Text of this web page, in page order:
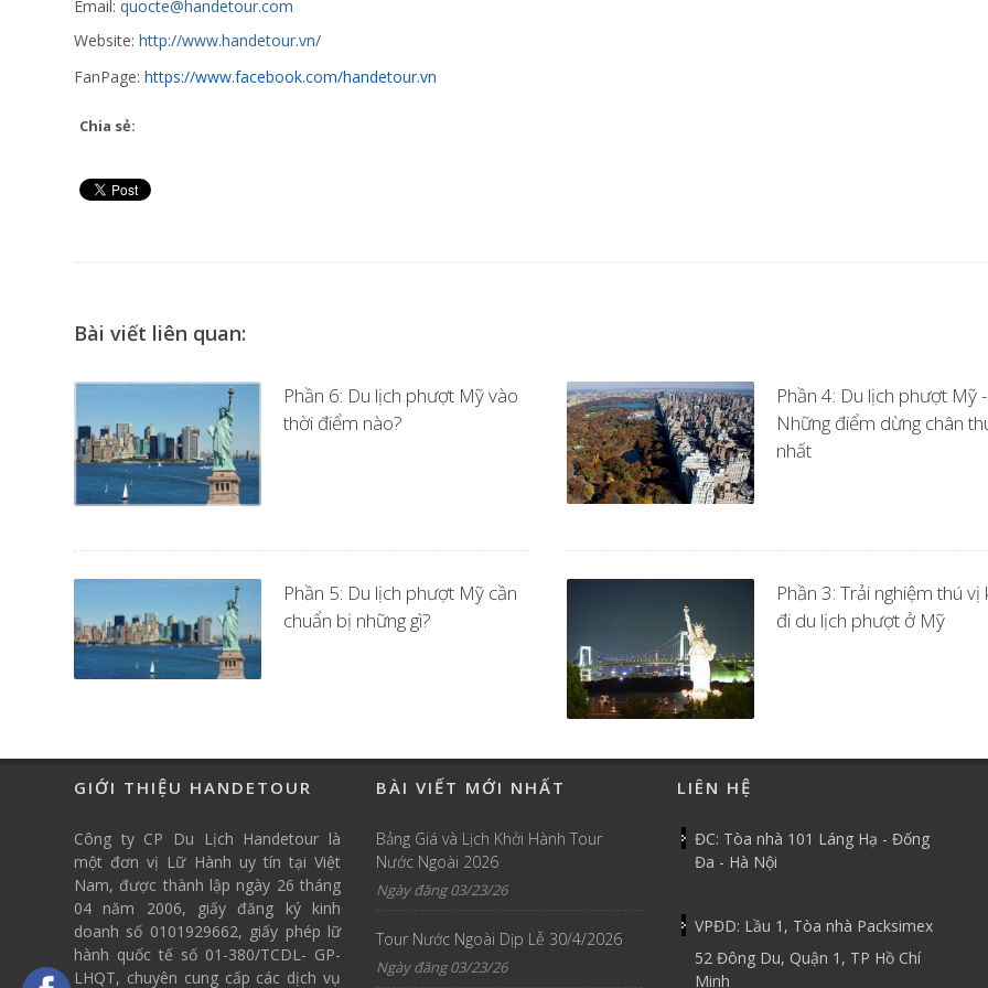
Email: quocte@handetour.com
Website: http://www.handetour.vn/
FanPage: https://www.facebook.com/handetour.vn
Chia sẻ:
Bài viết liên quan:
Phần 6: Du lịch phượt Mỹ vào
thời điểm nào?
Phần 5: Du lịch phượt Mỹ cần
chuẩn bị những gì?
Phần 4: Du lịch phượt Mỹ -
Những điểm dừng chân
nhất
Phần 3: Trải nghiệm thú vị
đi du lịch phượt ở Mỹ
GIỚI THIỆU HANDETOUR
Công ty CP Du Lịch Handetour là
một đơn vị Lữ Hành uy tín tại Việt
Nam, được thành lập ngày 26 tháng
04 năm 2006, giấy đăng ký kinh
doanh số 0101929662, giấy phép lữ
hành quốc tế số 01-380/TCDL- GP-
LHQT, chuyên cung cấp các dịch vụ
BÀI VIẾT MỚI NHẤT
Bảng Giá và Lịch Khởi Hành Tour
Nước Ngoài 2026
Ngày đăng 03/23/26
Tour Nước Ngoài Dịp Lễ 30/4/2026
Ngày đăng 03/23/26
LIÊN HỆ
ĐC: Tòa nhà 101 Láng Hạ - Đống
Đa - Hà Nội
VPĐD: Lầu 1, Tòa nhà Packsimex
52 Đông Du, Quận 1, TP Hồ Chí
Minh